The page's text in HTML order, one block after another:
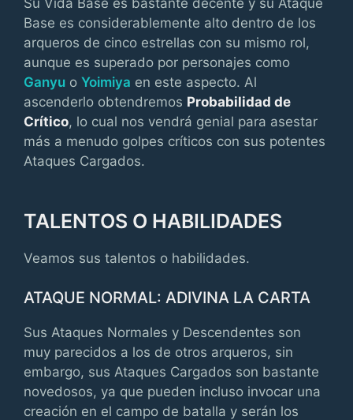
Base es considerablemente alto dentro de los
arqueros de cinco estrellas con su mismo rol,
aunque es superado por personajes como
Ganyu o Yoimiya en este aspecto. Al
ascenderlo obtendremos Probabilidad de
Crítico, lo cual nos vendrá genial para asestar
más a menudo golpes críticos con sus potentes
Ataques Cargados.
TALENTOS O HABILIDADES
Veamos sus talentos o habilidades.
ATAQUE NORMAL: ADIVINA LA CARTA
Sus Ataques Normales y Descendentes son
muy parecidos a los de otros arqueros, sin
embargo, sus Ataques Cargados son bastante
novedosos, ya que pueden incluso invocar una
creación en el campo de batalla y serán los